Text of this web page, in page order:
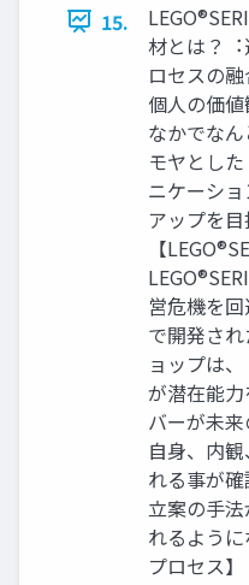
15.
材とは？
ロセスの融
個人の価
なかでな
モヤとし
ニケーシ
アップを
【
営危機を
で開発さ
ョップは
が潜在能
バーが未
自身、内
れる事が
立案の手
れるよう
プロセス